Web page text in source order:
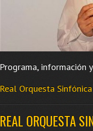
Programa, información
Real Orquesta
REAL ORQUESTA